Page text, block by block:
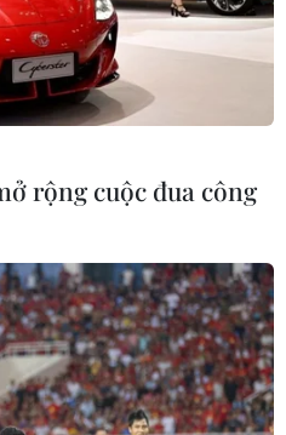
rộng cuộc đua công